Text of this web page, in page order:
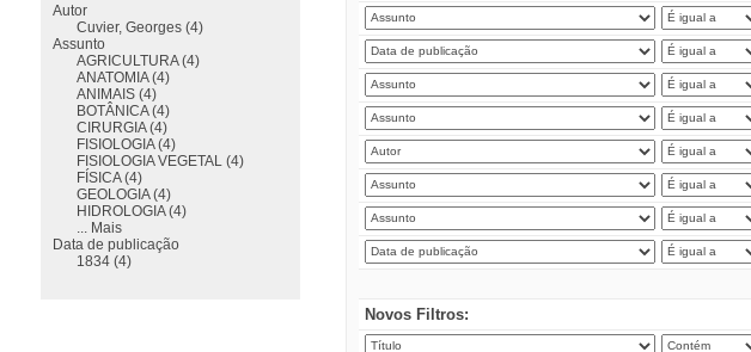
Novos Filtros:
Autor
Cuvier, Georges (4)
Assunto
AGRICULTURA (4)
ANATOMIA (4)
ANIMAIS (4)
BOTÂNICA (4)
CIRURGIA (4)
FISIOLOGIA (4)
FISIOLOGIA VEGETAL (4)
FÍSICA (4)
GEOLOGIA (4)
HIDROLOGIA (4)
... Mais
Data de publicação
1834 (4)